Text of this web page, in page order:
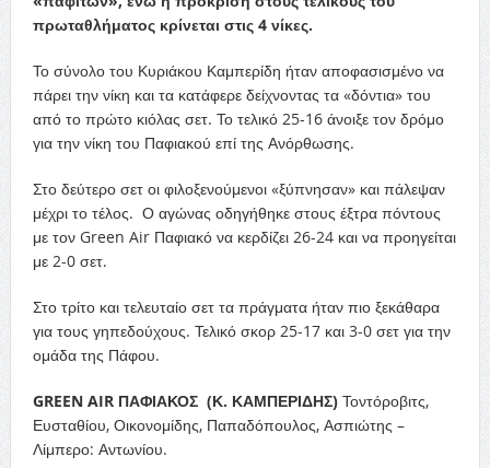
πρωταθλήματος κρίνεται στις 4 νίκες.
Το σύνολο του Κυριάκου Καμπερίδη ήταν αποφασισμένο να
πάρει την νίκη και τα κατάφερε δείχνοντας τα «δόντια» του
από το πρώτο κιόλας σετ. Το τελικό 25-16 άνοιξε τον δρόμο
για την νίκη του Παφιακού επί της Ανόρθωσης.
Στο δεύτερο σετ οι φιλοξενούμενοι «ξύπνησαν» και πάλεψαν
μέχρι το τέλος. Ο αγώνας οδηγήθηκε στους έξτρα πόντους
με τον Green Air Παφιακό να κερδίζει 26-24 και να προηγείται
με 2-0 σετ.
Στο τρίτο και τελευταίο σετ τα πράγματα ήταν πιο ξεκάθαρα
για τους γηπεδούχους. Τελικό σκορ 25-17 και 3-0 σετ για την
ομάδα της Πάφου.
GREEN AIR ΠΑΦΙΑΚΟΣ (Κ. ΚΑΜΠΕΡΙΔΗΣ) Τοντόροβιτς,
Ευσταθίου, Οικονομίδης, Παπαδόπουλος, Ασπιώτης –
Λίμπερο: Αντωνίου.